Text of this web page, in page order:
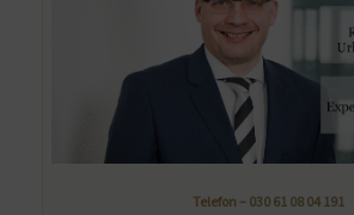
Telefon –030 61 08 04 191